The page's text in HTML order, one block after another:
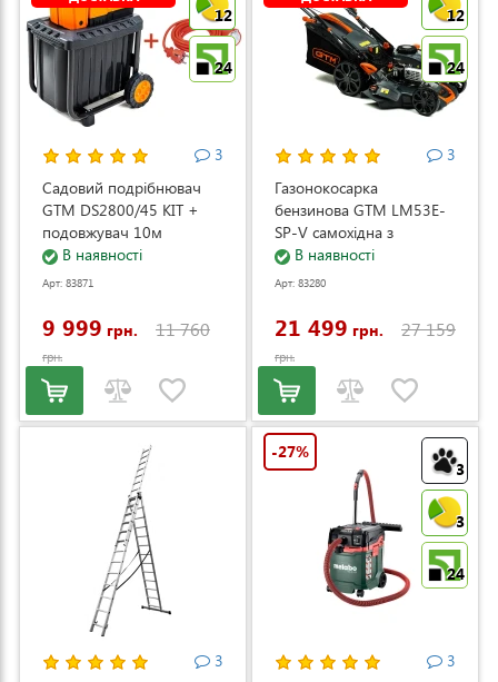
12
24
3
Садовий подрібнювач
GTM DS2800/45 KIT +
подовжувач 10м
(DS2800/45_KIT+ext.cord)
В наявності
Арт: 83871
9 999 грн. 11 760
грн.
12
24
3
Газонокосарка
бензинова GTM LM53E-
SP-V самохідна з
електростартером та
регулюванням швидкості
В наявності
Арт: 83280
21 499 грн. 27 159
грн.
3
3
3
24
-27%
3